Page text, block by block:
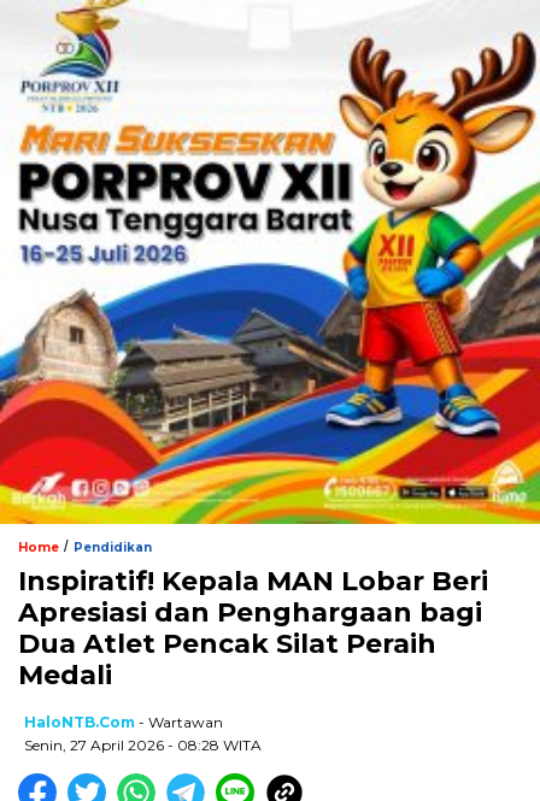
Home / Pendidikan
Inspiratif! Kepala MAN Lobar Beri
Apresiasi dan Penghargaan bagi
Dua Atlet Pencak Silat Peraih
Medali
HaloNTB.com - Wartawan
Senin, 27 April 2026 - 08:28 WITA